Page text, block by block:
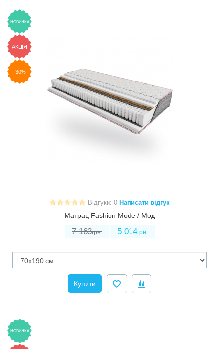
НОВИНКА
АКЦІЯ
-30%
Відгуки: 0 Написати відгук
Матрац Fashion Mode / Мод
7 163грн. 5 014грн.
Купити
НОВИНКА